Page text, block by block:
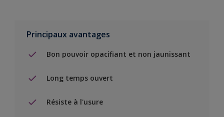
Principaux avantages
Bon pouvoir opacifiant et non jaunissant
Long temps ouvert
Résiste à l'usure